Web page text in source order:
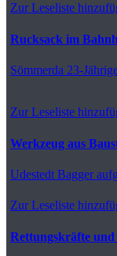
Zur Leseliste
Rucksack im
Sömmerda 23-
Zur Leseliste
Werkzeug aus
Udestedt Bagger
Zur Leseliste
Rettungskräfte